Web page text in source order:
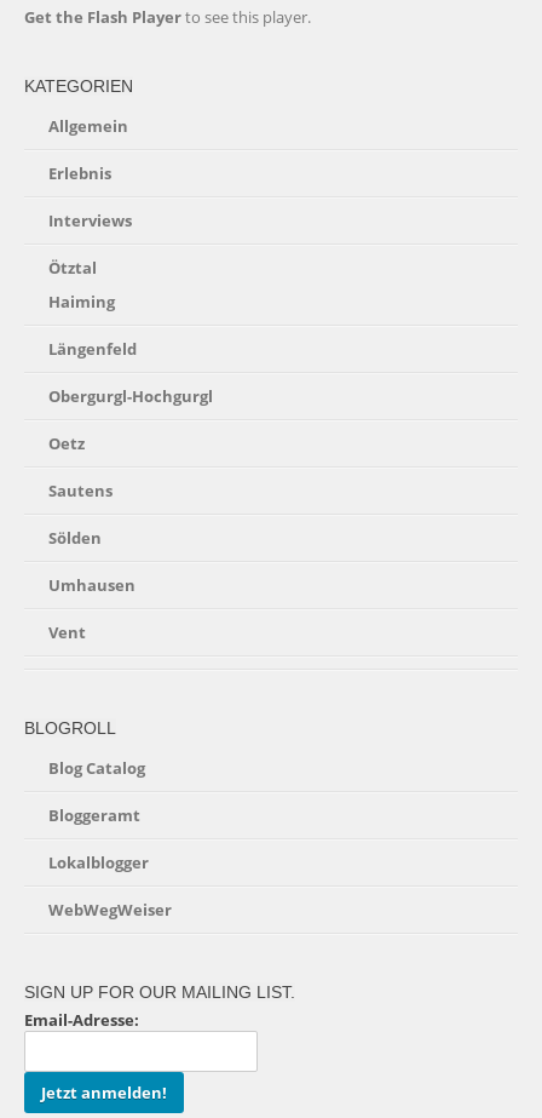
Get the Flash Playerto see this player.
KATEGORIEN
Allgemein
Erlebnis
Interviews
Ötztal
Haiming
Längenfeld
Obergurgl-Hochgurgl
Oetz
Sautens
Sölden
Umhausen
Vent
BLOGROLL
Blog Catalog
Bloggeramt
Lokalblogger
WebWegWeiser
SIGN UP FOR OUR MAILING LIST.
Email-Adresse: